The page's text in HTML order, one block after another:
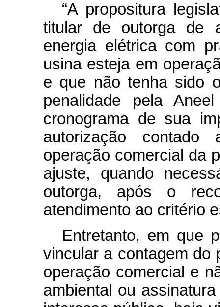
“A propositura
titular de outorga de
energia elétrica com
usina esteja em
e que não tenha sido
penalidade pela
cronograma de sua
autorização
operação comercial da
ajuste, quando
outorga, após o
atendimento ao critério
Entretanto, em que
vincular a contagem do
operação comercial e
ambiental ou